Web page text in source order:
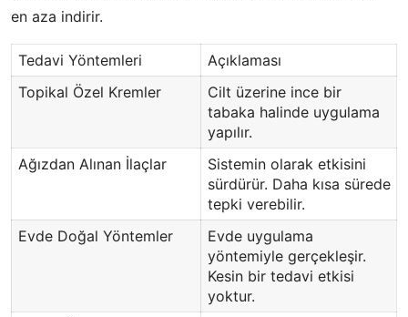
en aza indirir.
Tedavi Yöntemleri
Açıklaması
Topikal Özel Kremler
Cilt üzerine ince bir
tabaka halinde uygulama
yapılır.
Ağızdan Alınan İlaçlar
Sistemin olarak etkisini
sürdürür. Daha kısa sürede
tepki verebilir.
Evde Doğal Yöntemler
Evde uygulama
yöntemiyle gerçekleşir.
Kesin bir tedavi etkisi
yoktur.